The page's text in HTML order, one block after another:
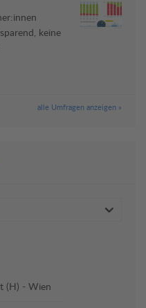
keine
alle Umfragen anzeigen »
(H) - Wien